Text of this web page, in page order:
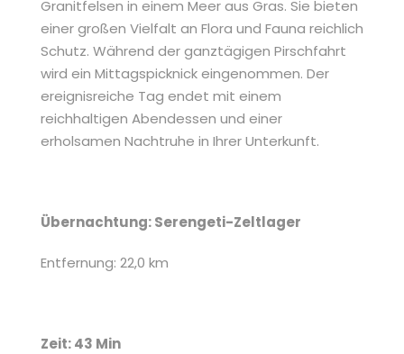
Granitfelsen in einem Meer aus Gras. Sie bieten
einer großen Vielfalt an Flora und Fauna reichlich
Schutz. Während der ganztägigen Pirschfahrt
wird ein Mittagspicknick eingenommen. Der
ereignisreiche Tag endet mit einem
reichhaltigen Abendessen und einer
erholsamen Nachtruhe in Ihrer Unterkunft.
Übernachtung: Serengeti-Zeltlager
Entfernung: 22,0 km
Zeit: 43 Min